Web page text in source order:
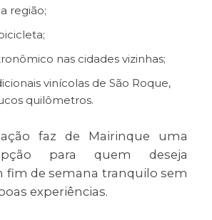
região;
nas cidades vizinhas;
vinícolas de São Roque,
quilômetros.
faz de Mairinque uma
para quem deseja
fim de semana tranquilo sem
experiências.